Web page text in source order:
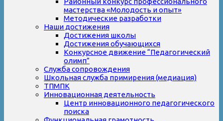
мастерства «Молодость и опыт»
Методические разработки
Наши достижения
Достижения школы
Достижения обучающихся
Конкурсное движение “Педагогический
олимп”
Служба сопровождения
Школьная служба примирения (медиация)
ТПМПК
Инновационная деятельность
Центр инновационного педагогического
поиска